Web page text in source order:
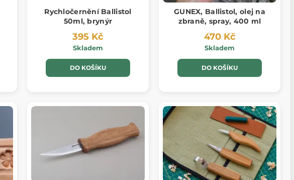
Rychločernění Ballistol
50ml, brynýr
395 Kč
Skladem
DO KOŠÍKU
GUNEX, Ballistol, olej na
zbraně, spray, 400 ml
470 Kč
Skladem
DO KOŠÍKU